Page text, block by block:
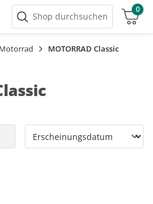
Shop durchsuchen
0
Motorrad MOTORRAD Classic